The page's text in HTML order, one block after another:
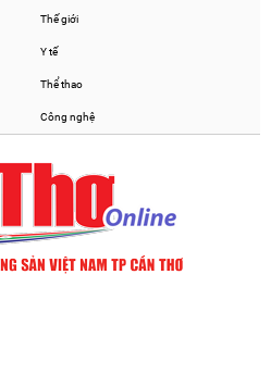
Thế giới
Y tế
Thể thao
Công nghệ